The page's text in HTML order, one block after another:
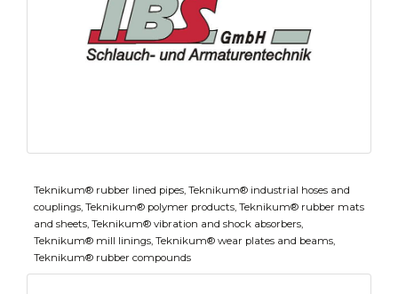
Teknikum® rubber lined pipes, Teknikum® industrial hoses and
couplings, Teknikum® polymer products, Teknikum® rubber mats
and sheets, Teknikum® vibration and shock absorbers,
Teknikum® mill linings, Teknikum® wear plates and beams,
Teknikum® rubber compounds